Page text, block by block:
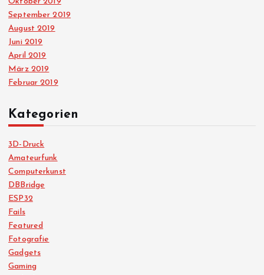
September 2019
August 2019
Juni 2019
April 2019
März 2019
Februar 2019
Kategorien
3D-Druck
Amateurfunk
Computerkunst
DBBridge
ESP32
Fails
Featured
Fotografie
Gadgets
Gaming